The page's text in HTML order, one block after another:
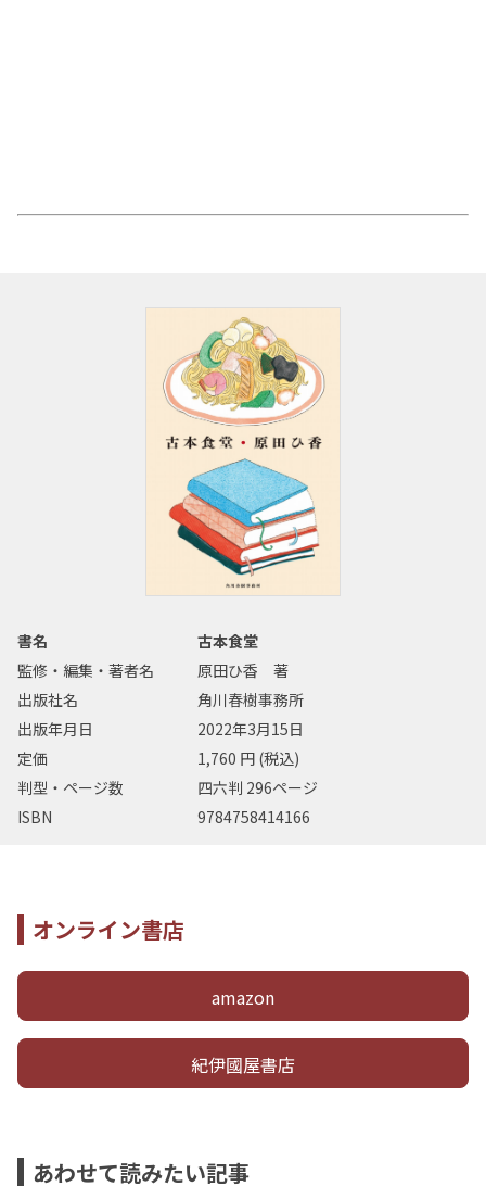
書名
古本食堂
監修・編集・著者名
原田ひ香 著
出版社名
角川春樹事務所
出版年月日
2022年3月15日
定価
1,760 円 (税込)
判型・ページ数
四六判 296ページ
ISBN
9784758414166
オンライン書店
amazon
紀伊國屋書店
あわせて読みたい記事